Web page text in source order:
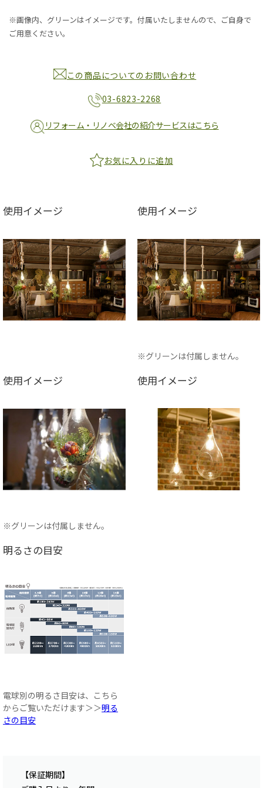
※画像内、グリーンはイメージです。付属いたしませんので、ご自身で
ご用意ください。
この商品についてのお問い合わせ
03-6823-2268
リフォーム・リノベ会社の紹介サービスはこちら
お気に入りに追加
使用イメージ 使用イメージ
※グリーンは付属しません。
使用イメージ
※グリーンは付属しません。
使用イメージ
明るさの目安
電球別の明るさ目安は、こちら
からご覧いただけます＞＞明る
さの目安
【保証期間】